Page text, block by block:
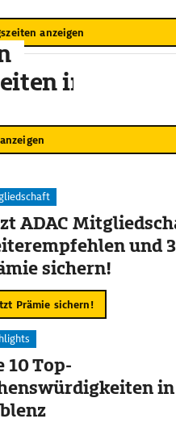
anzeigen
in
ADAC
und
sichern!
Prämie sichern!
10 Top-
in